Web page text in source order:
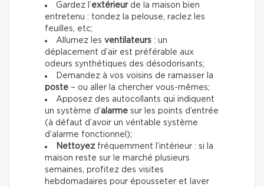
Gardez l’extérieurde la maison bien
entretenu : tondez la pelouse, raclez les
feuilles, etc;
Allumez les ventilateurs : un
déplacement d’air est préférable aux
odeurs synthétiques des désodorisants;
Demandez à vos voisins de ramasser la
poste – ou aller la chercher vous-mêmes;
Apposez des autocollants qui indiquent
un système d’alarme sur les points d’entrée
(à défaut d’avoir un véritable système
d’alarme fonctionnel);
Nettoyez fréquemment l’intérieur : si la
maison reste sur le marché plusieurs
semaines, profitez des visites
hebdomadaires pour épousseter et laver